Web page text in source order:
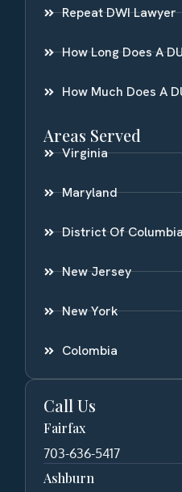
Repeat DWI Lawyer
How Long Does A
How Much Does A
Areas Served
Virginia
Maryland
District Of
New Jersey
New York
Colombia
Call Us
Fairfax
703-636-5417
Ashburn